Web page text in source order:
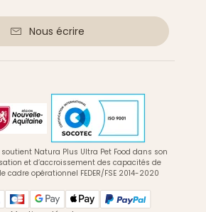
Nous écrire
soutient Natura Plus Ultra Pet Food dans son
et d’accroissement des capacités de
cadre opérationnel FEDER/FSE 2014-2020